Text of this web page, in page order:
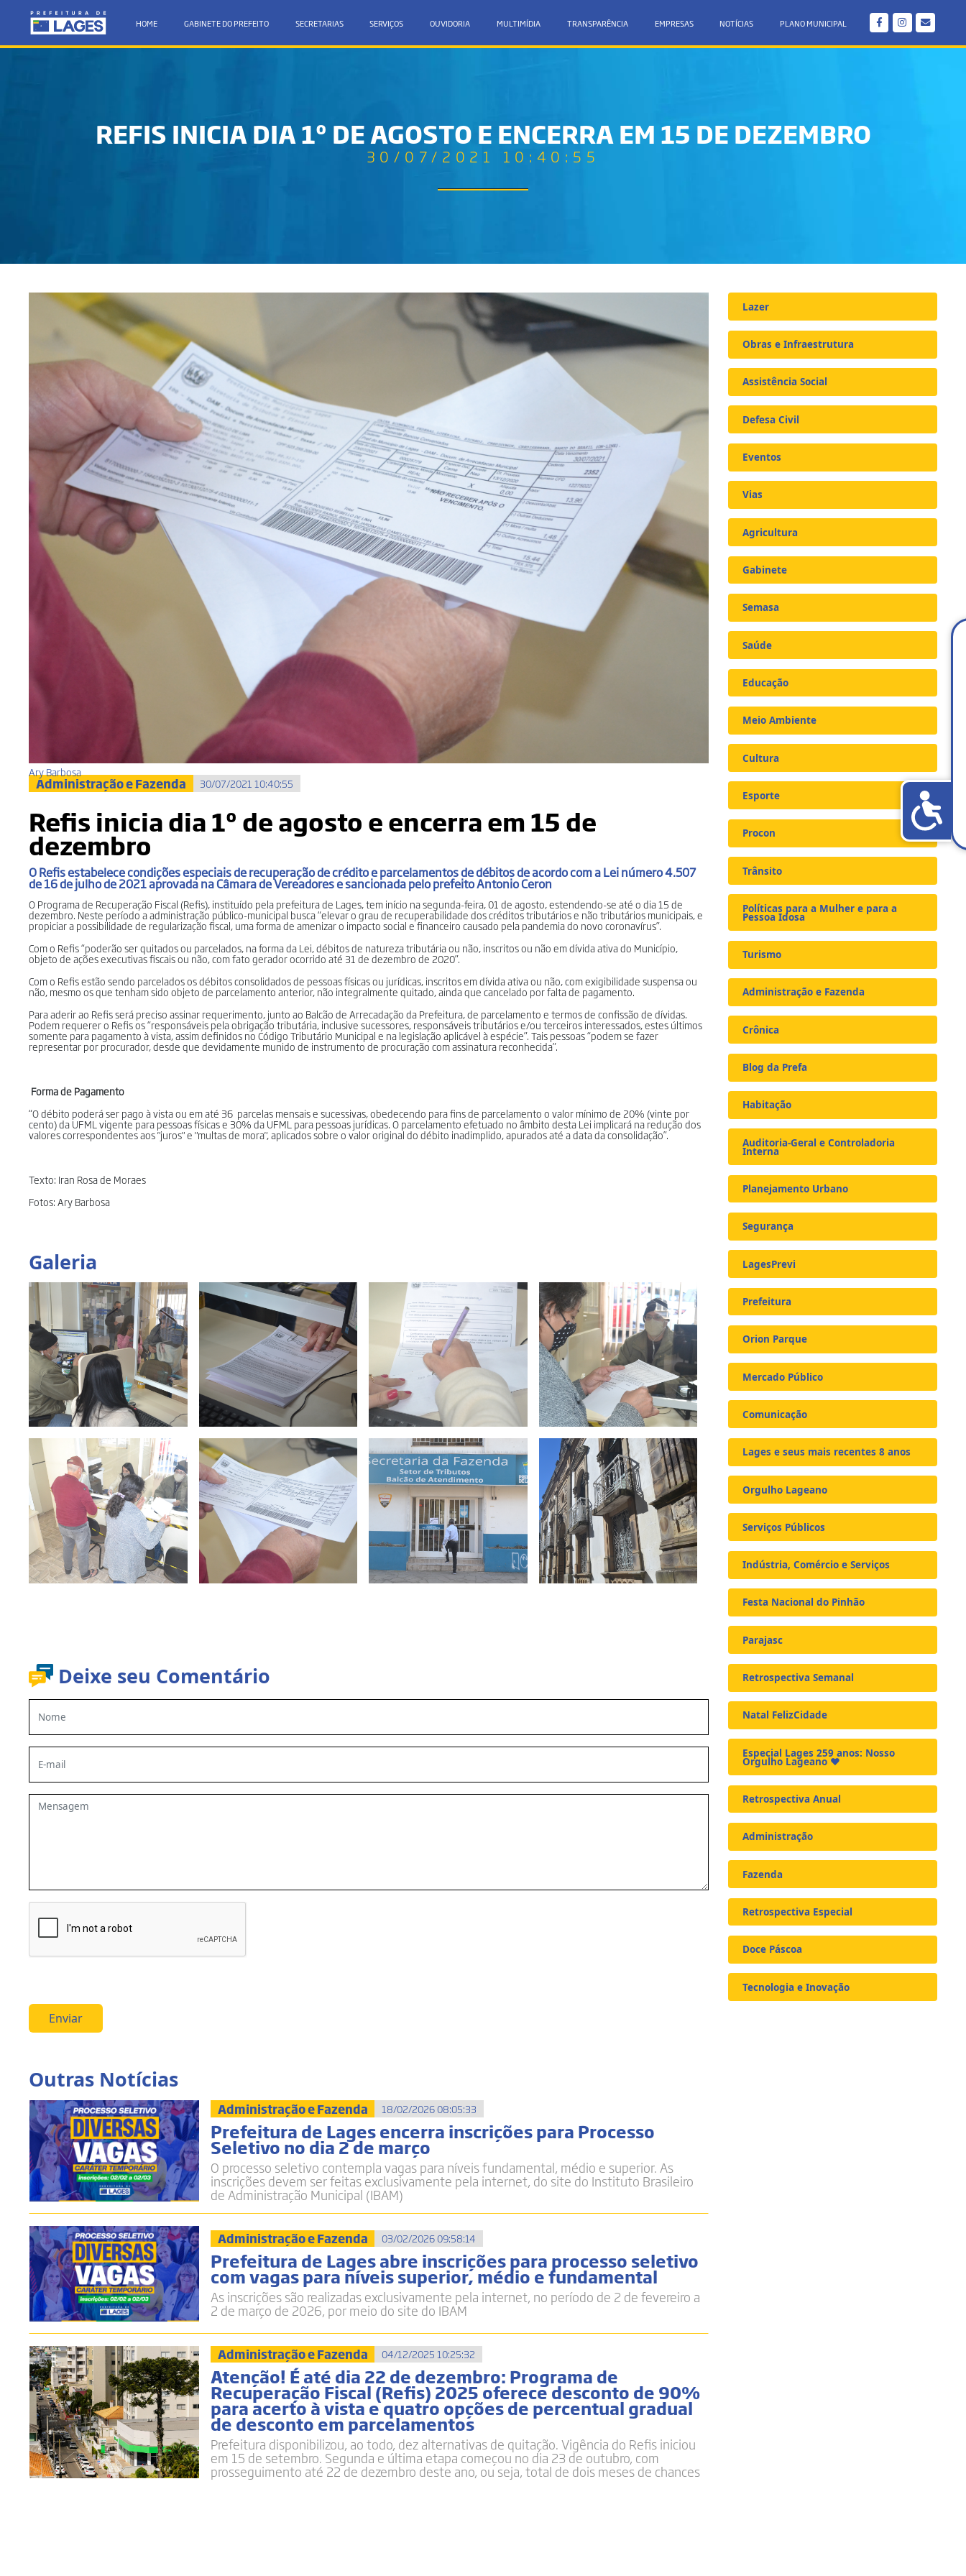
HOME GABINETE DO PREFEITO SECRETARIAS SERVIÇOS OUVIDORIA MULTIMÍDIA TRANSPARÊNCIA EMPRESAS NOTÍCIAS PLANO MUNICIPAL
REFIS INICIA DIA 1º DE AGOSTO E ENCERRA EM 15 DE DEZEMBRO
30/07/2021 10:40:55
Ary Barbosa
Administração e Fazenda 30/07/2021 10:40:55
Refis inicia dia 1º de agosto e encerra em 15 de
dezembro
O Refis estabelece condições especiais de recuperação de crédito e parcelamentos de débitos de acordo com a Lei número 4.507
de 16 de julho de 2021 aprovada na Câmara de Vereadores e sancionada pelo prefeito Antonio Ceron
O Programa de Recuperação Fiscal (Refis), instituído pela prefeitura de Lages, tem início na segunda-feira, 01 de agosto, estendendo-se até o dia 15 de
dezembro. Neste período a administração público-municipal busca “elevar o grau de recuperabilidade dos créditos tributários e não tributários municipais, e
propiciar a possibilidade de regularização fiscal, uma forma de amenizar o impacto social e financeiro causado pela pandemia do novo coronavírus”.
Com o Refis “poderão ser quitados ou parcelados, na forma da Lei, débitos de natureza tributária ou não, inscritos ou não em dívida ativa do Município,
objeto de ações executivas fiscais ou não, com fato gerador ocorrido até 31 de dezembro de 2020”.
Com o Refis estão sendo parcelados os débitos consolidados de pessoas físicas ou jurídicas, inscritos em dívida ativa ou não, com exigibilidade suspensa ou
não, mesmo os que tenham sido objeto de parcelamento anterior, não integralmente quitado, ainda que cancelado por falta de pagamento.
Para aderir ao Refis será preciso assinar requerimento, junto ao Balcão de Arrecadação da Prefeitura, de parcelamento e termos de confissão de dívidas.
Podem requerer o Refis os “responsáveis pela obrigação tributária, inclusive sucessores, responsáveis tributários e/ou terceiros interessados, estes últimos
somente para pagamento à vista, assim definidos no Código Tributário Municipal e na legislação aplicável à espécie”. Tais pessoas “podem se fazer
representar por procurador, desde que devidamente munido de instrumento de procuração com assinatura reconhecida”.
Forma de Pagamento
“O débito poderá ser pago à vista ou em até 36 parcelas mensais e sucessivas, obedecendo para fins de parcelamento o valor mínimo de 20% (vinte por
cento) da UFML vigente para pessoas físicas e 30% da UFML para pessoas jurídicas. O parcelamento efetuado no âmbito desta Lei implicará na redução dos
valores correspondentes aos "juros" e "multas de mora", aplicados sobre o valor original do débito inadimplido, apurados até a data da consolidação”.
Texto: Iran Rosa de Moraes
Fotos: Ary Barbosa
Galeria
Deixe seu Comentário
Enviar
Outras Notícias
Administração e Fazenda 18/02/2026 08:05:33
Prefeitura de Lages encerra inscrições para Processo
Seletivo no dia 2 de março
O processo seletivo contempla vagas para níveis fundamental, médio e superior. As
inscrições devem ser feitas exclusivamente pela internet, do site do Instituto Brasileiro
de Administração Municipal (IBAM)
Administração e Fazenda 03/02/2026 09:58:14
Prefeitura de Lages abre inscrições para processo seletivo
com vagas para níveis superior, médio e fundamental
As inscrições são realizadas exclusivamente pela internet, no período de 2 de fevereiro a
2 de março de 2026, por meio do site do IBAM
Administração e Fazenda 04/12/2025 10:25:32
Atenção! É até dia 22 de dezembro: Programa de
Recuperação Fiscal (Refis) 2025 oferece desconto de 90%
para acerto à vista e quatro opções de percentual gradual
de desconto em parcelamentos
Prefeitura disponibilizou, ao todo, dez alternativas de quitação. Vigência do Refis iniciou
em 15 de setembro. Segunda e última etapa começou no dia 23 de outubro, com
prosseguimento até 22 de dezembro deste ano, ou seja, total de dois meses de chances
Lazer
Obras e Infraestrutura
Assistência Social
Defesa Civil
Eventos
Vias
Agricultura
Gabinete
Semasa
Saúde
Educação
Meio Ambiente
Cultura
Esporte
Procon
Trânsito
Políticas para a Mulher e para a
Pessoa Idosa
Turismo
Administração e Fazenda
Crônica
Blog da Prefa
Habitação
Auditoria-Geral e Controladoria
Interna
Planejamento Urbano
Segurança
LagesPrevi
Prefeitura
Orion Parque
Mercado Público
Comunicação
Lages e seus mais recentes 8 anos
Orgulho Lageano
Serviços Públicos
Indústria, Comércio e Serviços
Festa Nacional do Pinhão
Parajasc
Retrospectiva Semanal
Natal FelizCidade
Especial Lages 259 anos: Nosso
Orgulho Lageano ❤️
Retrospectiva Anual
Administração
Fazenda
Retrospectiva Especial
Doce Páscoa
Tecnologia e Inovação